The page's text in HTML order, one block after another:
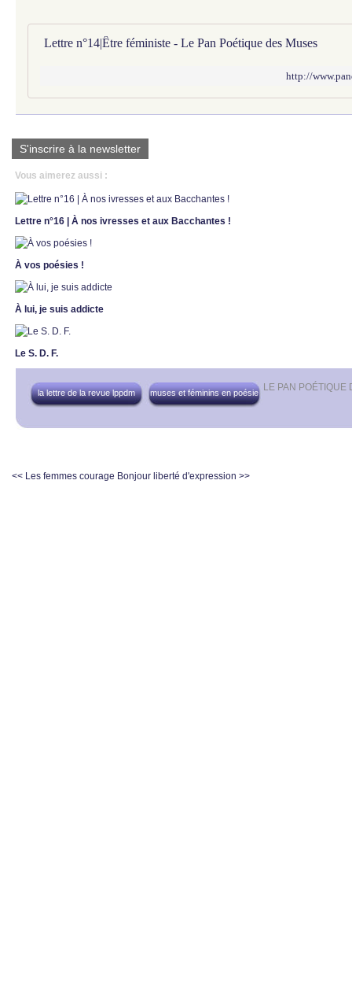
Lettre n°14|Être féministe - Le Pan Poétique des Muses
http://
S'inscrire à la newsletter
Vous aimerez aussi :
Lettre n°16 | À nos ivresses et aux Bacchantes !
À vos poésies !
À lui, je suis addicte
Le S. D. F.
LE PAN POÉTIQUE
la lettre de la revue lppdm muses et féminins en poésie
<< Les femmes courage Bonjour liberté d'expression >>